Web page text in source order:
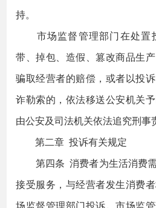
持。
市场监督管理部门在处置
带、掉包、造假、篡改商品生
骗取经营者的赔偿，或者以投
诈勒索的，依法移送公安机关
由公安及司法机关依法追究刑事
第二章 投诉有关规定
第四条 消费者为生活消费需
接受服务，与经营者发生消费